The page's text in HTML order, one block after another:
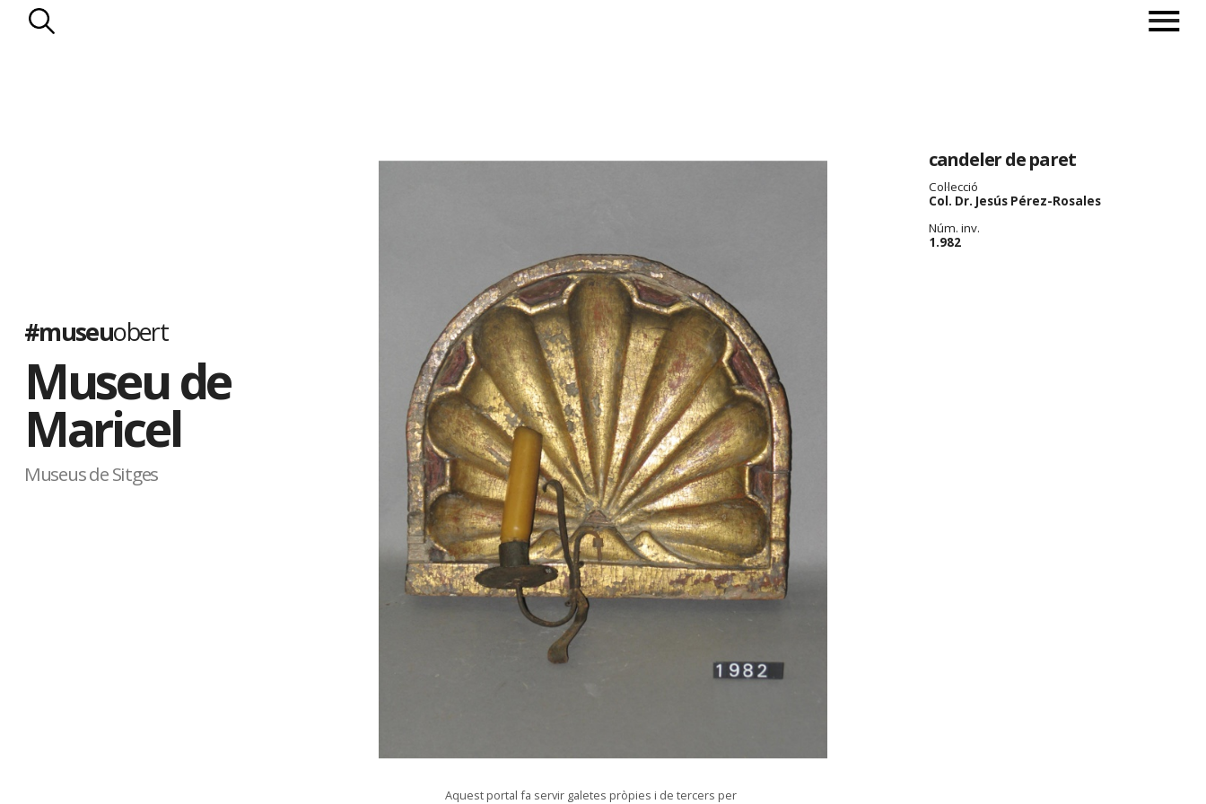
#museuobert
Museu de
Maricel
Museus de Sitges
candeler de paret
Col·lecció
Col. Dr. Jesús Pérez-Rosales
Núm. inv.
1.982
Aquest portal fa servir galetes pròpies i de tercers per